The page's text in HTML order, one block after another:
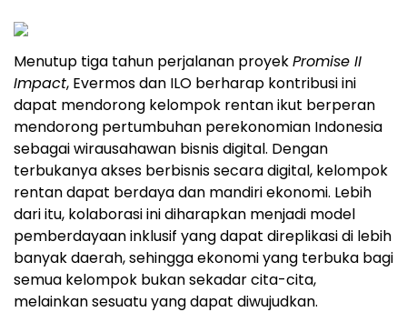
Menutup tiga tahun perjalanan proyekPromise II
Impact, Evermos dan ILO berharap kontribusi ini
dapat mendorong kelompok rentan ikut berperan
mendorong pertumbuhan perekonomian Indonesia
sebagai wirausahawan bisnis digital. Dengan
terbukanya akses berbisnis secara digital, kelompok
rentan dapat berdaya dan mandiri ekonomi. Lebih
dari itu, kolaborasi ini diharapkan menjadi model
pemberdayaan inklusif yang dapat direplikasi di lebih
banyak daerah, sehingga ekonomi yang terbuka bagi
semua kelompok bukan sekadar cita-cita,
melainkan sesuatu yang dapat diwujudkan.